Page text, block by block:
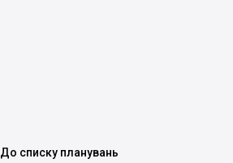
До списку планувань